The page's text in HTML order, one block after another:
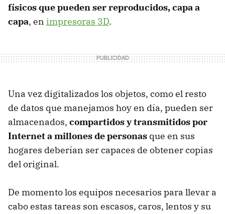
físicos que pueden ser reproducidos, capa a
capa, en impresoras 3D.
Una vez digitalizados los objetos, como el resto
de datos que manejamos hoy en día, pueden ser
almacenados, compartidos y transmitidos por
Internet a millones de personas que en sus
hogares deberían ser capaces de obtener copias
del original.
De momento los equipos necesarios para llevar a
cabo estas tareas son escasos, caros, lentos y su